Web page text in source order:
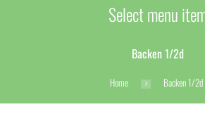
Select menu
Backen 1/2d
Home Backen 1/2d